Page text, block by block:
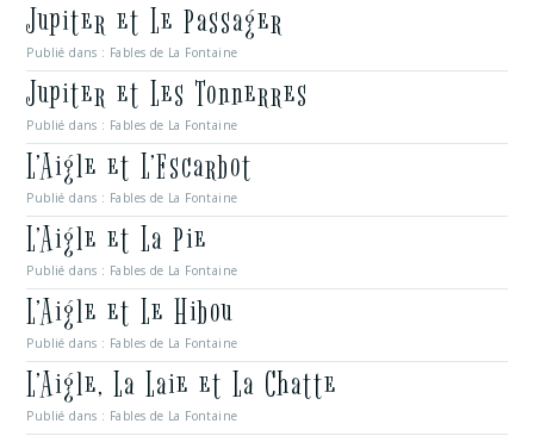
Jupiter et Le Passager
Publié dans : Fables de La Fontaine
Jupiter et Les Tonnerres
Publié dans : Fables de La Fontaine
L’Aigle et L’Escarbot
Publié dans : Fables de La Fontaine
L’Aigle et La Pie
Publié dans : Fables de La Fontaine
L’Aigle et Le Hibou
Publié dans : Fables de La Fontaine
L’Aigle, La Laie et La Chatte
Publié dans : Fables de La Fontaine